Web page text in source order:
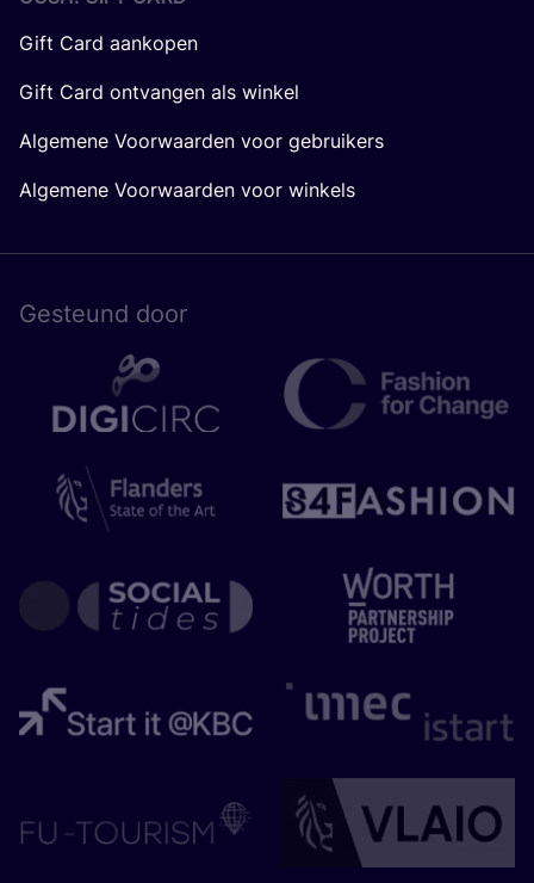
Gift Card aankopen
Gift Card ontvangen als winkel
Algemene Voorwaarden voor gebruikers
Algemene Voorwaarden voor winkels
Gesteund door